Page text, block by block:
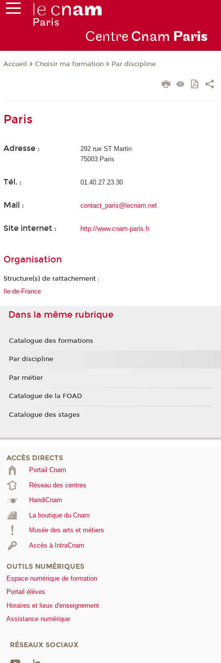
Centre Cnam Paris
Accueil Choisir ma formation Par discipline
Paris
Adresse :
292 rue ST Martin
75003 Paris
Tél. : 01.40.27.23.30
Mail : contact_paris@lecnam.net
Site internet : http://www.cnam-paris.fr
Organisation
Structure(s) de rattachement :
Ile-de-France
Dans la même rubrique
Catalogue des formations
Par discipline
Par métier
Catalogue de la FOAD
Catalogue des stages
ACCÈS DIRECTS
Portail Cnam
Réseau des centres
HandiCnam
La boutique du Cnam
Musée des arts et métiers
Accès à IntraCnam
OUTILS NUMÉRIQUES
Espace numérique de formation
Portail élèves
Horaires et lieux d'enseignement
Assistance numérique
RÉSEAUX SOCIAUX